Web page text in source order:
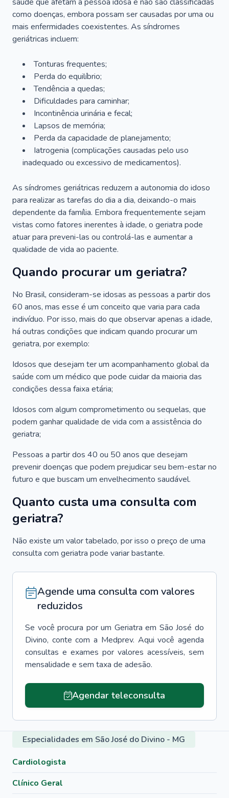
como doenças, embora possam ser causadas por uma ou
mais enfermidades coexistentes. As síndromes
geriátricas incluem:
Tonturas frequentes;
Perda do equilíbrio;
Tendência a quedas;
Dificuldades para caminhar;
Incontinência urinária e fecal;
Lapsos de memória;
Perda da capacidade de planejamento;
Iatrogenia (complicações causadas pelo uso
inadequado ou excessivo de medicamentos).
As síndromes geriátricas reduzem a autonomia do idoso
para realizar as tarefas do dia a dia, deixando-o mais
dependente da família. Embora frequentemente sejam
vistas como fatores inerentes à idade, o geriatra pode
atuar para preveni-las ou controlá-las e aumentar a
qualidade de vida ao paciente.
Quando procurar um geriatra?
No Brasil, consideram-se idosas as pessoas a partir dos
60 anos, mas esse é um conceito que varia para cada
indivíduo. Por isso, mais do que observar apenas a idade,
há outras condições que indicam quando procurar um
geriatra, por exemplo:
Idosos que desejam ter um acompanhamento global da
saúde com um médico que pode cuidar da maioria das
condições dessa faixa etária;
Idosos com algum comprometimento ou sequelas, que
podem ganhar qualidade de vida com a assistência do
geriatra;
Pessoas a partir dos 40 ou 50 anos que desejam
prevenir doenças que podem prejudicar seu bem-estar no
futuro e que buscam um envelhecimento saudável.
Quanto custa uma consulta com
geriatra?
Não existe um valor tabelado, por isso o preço de uma
consulta com geriatra pode variar bastante.
Agende uma consulta com valores
reduzidos
Se você procura por um Geriatra em São José do
Divino, conte com a Medprev. Aqui você agenda
consultas e exames por valores acessíveis, sem
mensalidade e sem taxa de adesão.
Agendar teleconsulta
Especialidades em São José do Divino - MG
Cardiologista
Clínico Geral